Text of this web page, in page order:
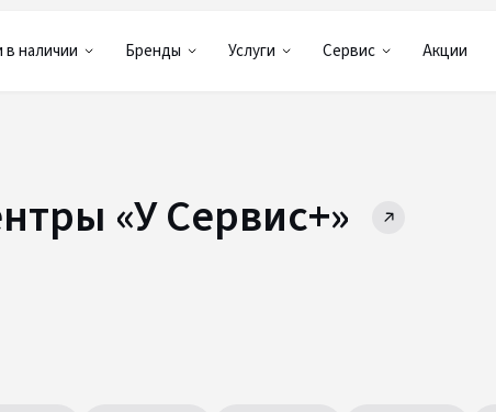
наличии Бренды Услуги Сервис Акции
«У Сервис+»